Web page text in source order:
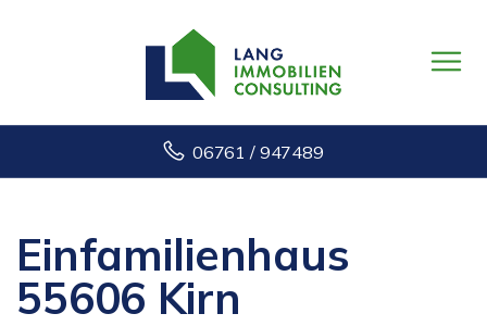
06761 / 947489
Einfamilienhaus
55606 Kirn